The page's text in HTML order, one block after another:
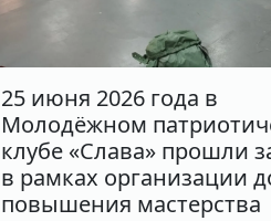
25 июня 2026 года в
Молодёжном
клубе «Слава» прошли
в рамках организации
повышения мастерства